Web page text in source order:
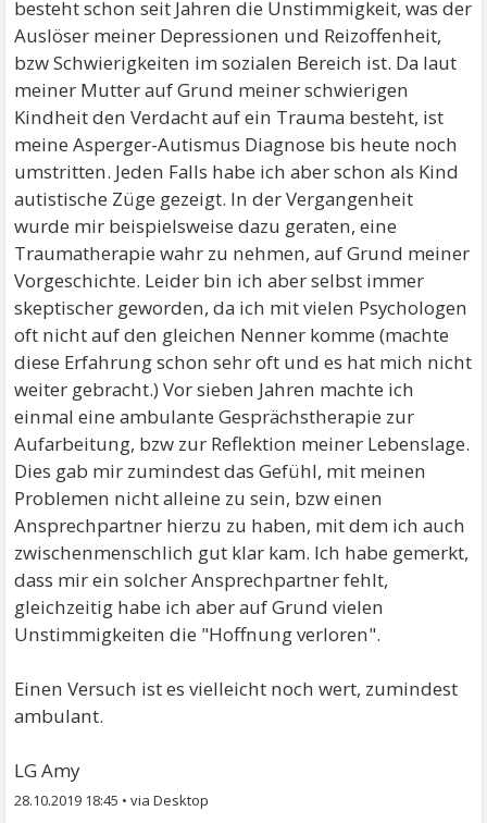
besteht schon seit Jahren die Unstimmigkeit, was der
Auslöser meiner Depressionen und Reizoffenheit,
bzw Schwierigkeiten im sozialen Bereich ist. Da laut
meiner Mutter auf Grund meiner schwierigen
Kindheit den Verdacht auf ein Trauma besteht, ist
meine Asperger-Autismus Diagnose bis heute noch
umstritten. Jeden Falls habe ich aber schon als Kind
autistische Züge gezeigt. In der Vergangenheit
wurde mir beispielsweise dazu geraten, eine
Traumatherapie wahr zu nehmen, auf Grund meiner
Vorgeschichte. Leider bin ich aber selbst immer
skeptischer geworden, da ich mit vielen Psychologen
oft nicht auf den gleichen Nenner komme (machte
diese Erfahrung schon sehr oft und es hat mich nicht
weiter gebracht.) Vor sieben Jahren machte ich
einmal eine ambulante Gesprächstherapie zur
Aufarbeitung, bzw zur Reflektion meiner Lebenslage.
Dies gab mir zumindest das Gefühl, mit meinen
Problemen nicht alleine zu sein, bzw einen
Ansprechpartner hierzu zu haben, mit dem ich auch
zwischenmenschlich gut klar kam. Ich habe gemerkt,
dass mir ein solcher Ansprechpartner fehlt,
gleichzeitig habe ich aber auf Grund vielen
Unstimmigkeiten die "Hoffnung verloren".
Einen Versuch ist es vielleicht noch wert, zumindest
ambulant.
LG Amy
28.10.2019 18:45 •